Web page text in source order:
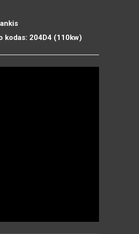
kodas: 204D4 (110kw)